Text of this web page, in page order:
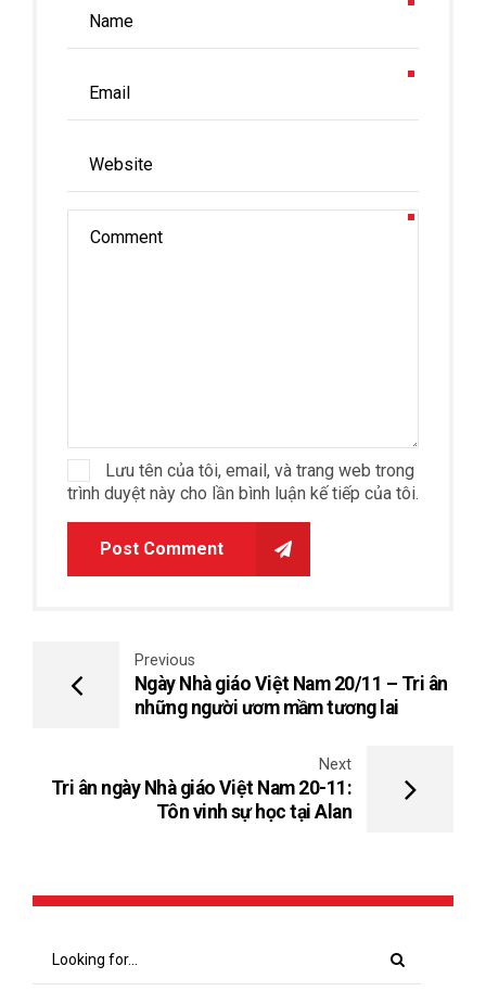
Lưu tên của tôi, email, và trang web trong
trình duyệt này cho lần bình luận kế tiếp của tôi.
Post Comment
Previous
Ngày Nhà giáo Việt Nam 20/11 – Tri ân
những người ươm mầm tương lai
Next
Tri ân ngày Nhà giáo Việt Nam 20-11:
Tôn vinh sự học tại Alan